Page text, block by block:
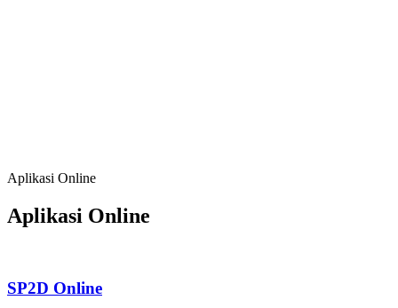
Aplikasi Online
Aplikasi Online
SP2D Online